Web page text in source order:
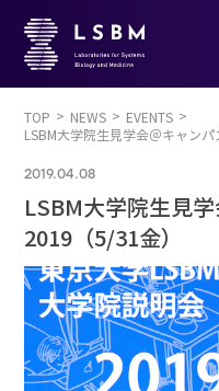
TOP NEWS
EVENTS
LSBM大学院生見学会＠キャン
2019.04.08
LSBM大学院生見
2019（5/31金）